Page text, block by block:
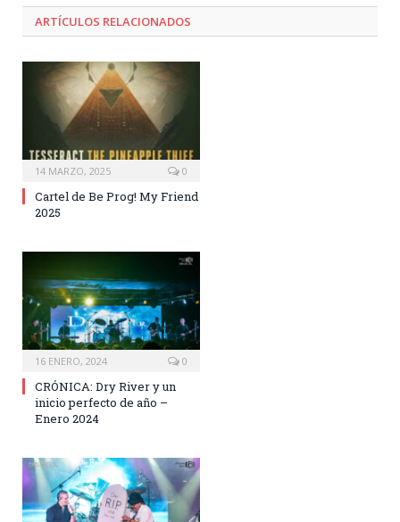
ARTÍCULOS RELACIONADOS
14 MARZO, 2025 0
Cartel de Be Prog! My Friend
2025
16 ENERO, 2024 0
CRÓNICA: Dry River y un
inicio perfecto de año –
Enero 2024